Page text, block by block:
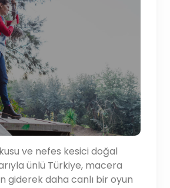
ve nefes kesici doğal
ünlü Türkiye, macera
giderek daha canlı bir oyun